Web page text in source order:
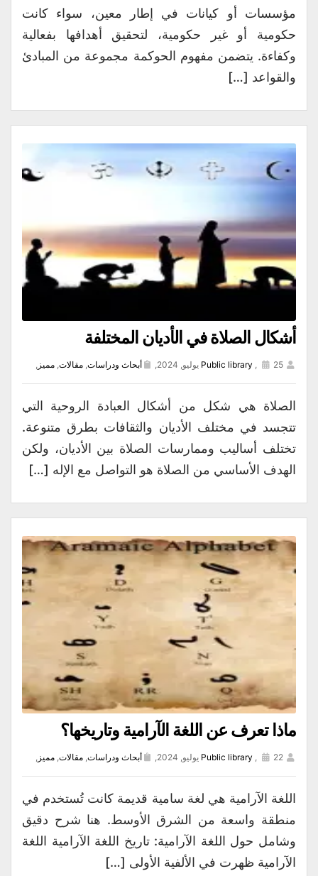
مؤسسات أو كيانات في إطار معين، سواء كانت
حكومية أو غير حكومية، لتحقيق أهدافها بفعالية
وكفاءة. يتضمن مفهوم الحوكمة مجموعة من المبادئ
والقواعد […]
أشكال الصلاة في الأديان المختلفة
Public library , 25 يوليو, 2024, أبحاث ودراسات, مقالات, مميز ,
الصلاة هي شكل من أشكال العبادة الروحية التي
تتجسد في مختلف الأديان والثقافات بطرق متنوعة.
تختلف أساليب وممارسات الصلاة بين الأديان، ولكن
الهدف الأساسي من الصلاة هو التواصل مع الإله […]
ماذا تعرف عن اللغة الآرامية وتاريخها؟
Public library , 22 يوليو, 2024, أبحاث ودراسات, مقالات, مميز ,
اللغة الآرامية هي لغة سامية قديمة كانت تُستخدم في
منطقة واسعة من الشرق الأوسط. هنا شرح دقيق
وشامل حول اللغة الآرامية: تاريخ اللغة الآرامية اللغة
الآرامية ظهرت في الألفية الأولى […]